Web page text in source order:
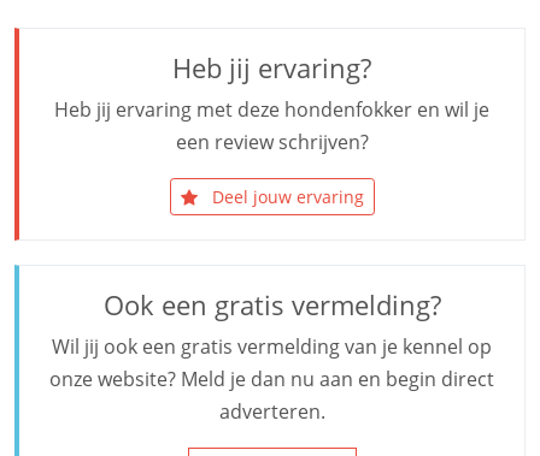
Heb jij ervaring?
Heb jij ervaring met deze hondenfokker en wil je
een review schrijven?
Deel jouw ervaring
Ook een gratis vermelding?
Wil jij ook een gratis vermelding van je kennel op
onze website? Meld je dan nu aan en begin direct
adverteren.